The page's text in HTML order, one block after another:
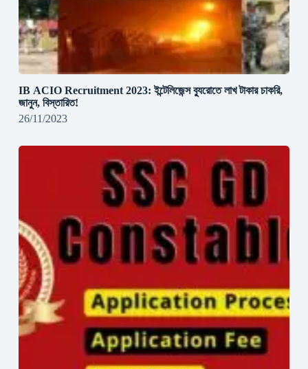
IB ACIO Recruitment 2023: ইন্টেলিজেন্স ব্যুরোতে লাখ টাকার চাকরি,
জানুন, বিস্তারিত!
26/11/2023